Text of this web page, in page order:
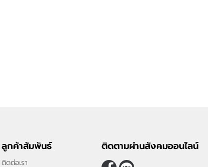
ลูกค้าสัมพันธ์
ติดต่อเรา
ติดตามผ่านสังคมออนไลน์